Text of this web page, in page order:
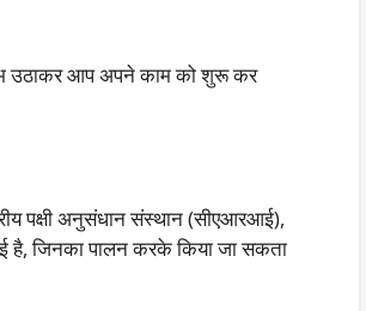
उठाकर आप अपने काम को शुरू कर
पक्षी अनुसंधान संस्थान (सीएआरआई),
है, जिनका पालन करके किया जा सकता